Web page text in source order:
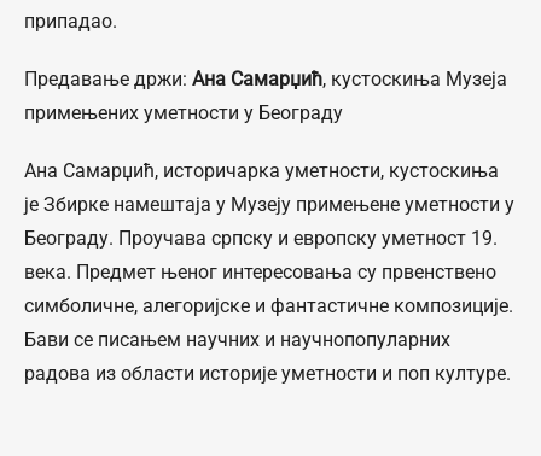
припадао.
Предавање држи: Ана Самарџић, кустоскиња Музеја
примењених уметности у Београду
Ана Самарџић, историчарка уметности, кустоскиња
је Збирке намештаја у Музеју примењене уметности у
Београду. Проучава српску и европску уметност 19.
века. Предмет њеног интересовања су првенствено
симболичне, алегоријске и фантастичне композиције.
Бави се писањем научних и научнопопуларних
радова из области историје уметности и поп културе.